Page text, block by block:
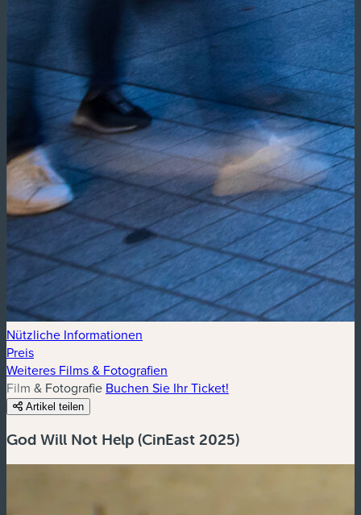
Nützliche Informationen
Preis
Weiteres Films & Fotografien
Film & Fotografie Buchen Sie Ihr Ticket!
Artikel teilen
God Will Not Help (CinEast 2025)